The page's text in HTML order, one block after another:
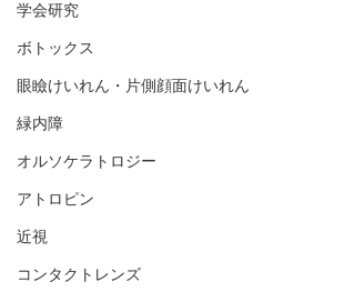
学会研究
ボトックス
眼瞼けいれん・片側顔面けいれん
緑内障
オルソケラトロジー
アトロピン
近視
コンタクトレンズ